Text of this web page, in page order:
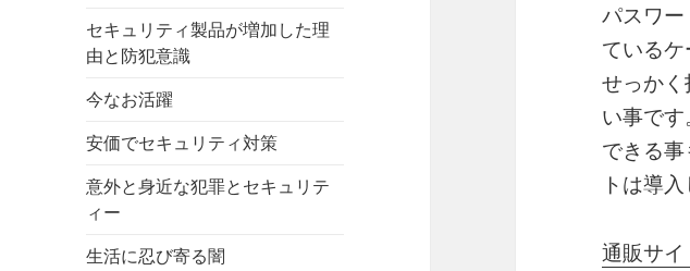
セキュリティ製品が増加した理
由と防犯意識
今なお活躍
安価でセキュリティ対策
意外と身近な犯罪とセキュリテ
ィー
生活に忍び寄る闇
パスワ
ているケ
せっか
い事で
できる
トは導
通販サ